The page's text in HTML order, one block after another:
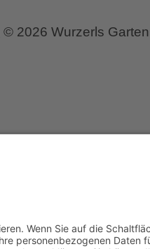
© 2026 Wurzerls Garten